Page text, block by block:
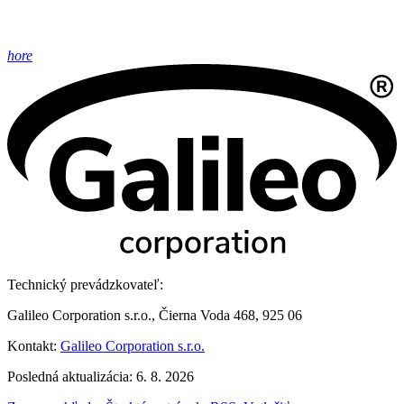
hore
Technický prevádzkovateľ:
Galileo Corporation s.r.o., Čierna Voda 468, 925 06
Kontakt: Galileo Corporation s.r.o.
Posledná aktualizácia: 6. 8. 2026